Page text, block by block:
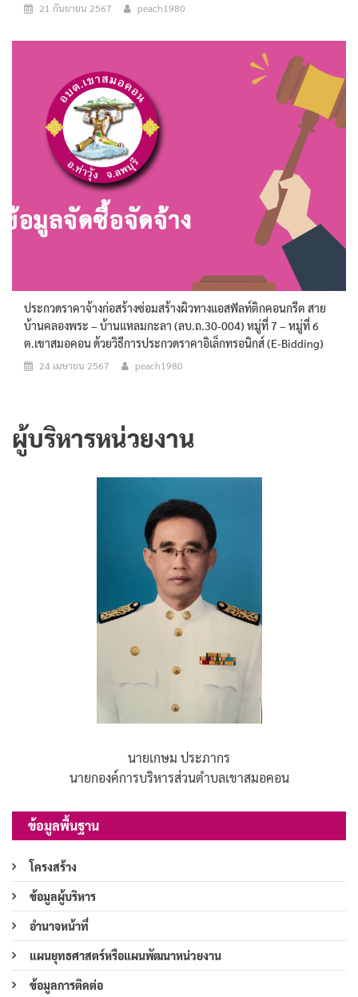
21 กันยายน 2567 peach1980
ประกวดราคาจ้างก่อสร้างซ่อมสร้างผิวทางแอสฟัลท์ติกคอนกรีต สาย
บ้านคลองพระ – บ้านแหลมกะลา (ลบ.ถ.30-004) หมู่ที่ 7 – หมู่ที่ 6
ต.เขาสมอคอน ด้วยวิธีการประกวดราคาอิเล็กทรอนิกส์ (e-Bidding)
24 เมษายน 2567 peach1980
ผู้บริหารหน่วยงาน
นายเกษม ประภากร
นายกองค์การบริหารส่วนตำบลเขาสมอคอน
ข้อมูลพื้นฐาน
โครงสร้าง
ข้อมูลผู้บริหาร
อำนาจหน้าที่
แผนยุทธศาสตร์หรือแผนพัฒนาหน่วยงาน
ข้อมูลการติดต่อ